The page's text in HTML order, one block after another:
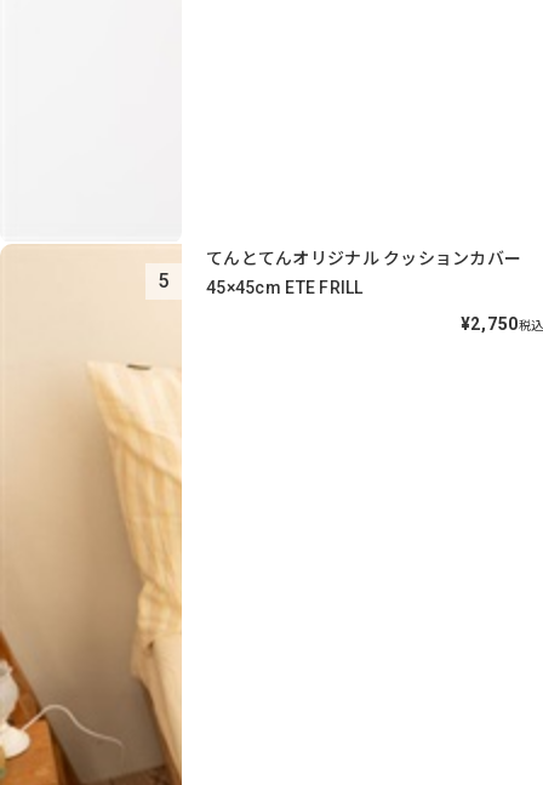
5
てんとてんオリジナル クッションカバー
45×45cm ETE FRILL
¥2,750税込